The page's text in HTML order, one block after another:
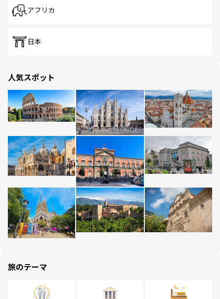
アフリカ
日本
人気スポット
旅のテーマ